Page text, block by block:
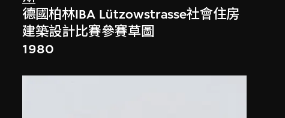
德國柏林IBA Lützowstrasse社會住房
建築設計比賽參賽草圖
1980